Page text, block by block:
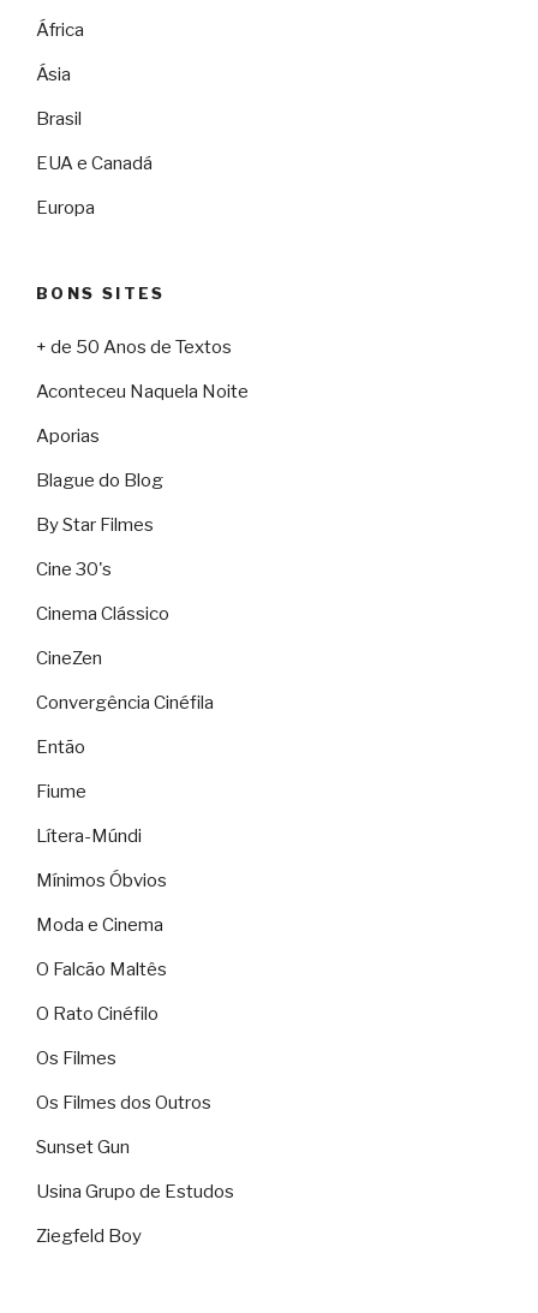
África
Ásia
Brasil
EUA e Canadá
Europa
BONS SITES
+ de 50 Anos de Textos
Aconteceu Naquela Noite
Aporias
Blague do Blog
By Star Filmes
Cine 30's
Cinema Clássico
CineZen
Convergência Cinéfila
Então
Fiume
Lítera-Múndi
Mínimos Óbvios
Moda e Cinema
O Falcão Maltês
O Rato Cinéfilo
Os Filmes
Os Filmes dos Outros
Sunset Gun
Usina Grupo de Estudos
Ziegfeld Boy